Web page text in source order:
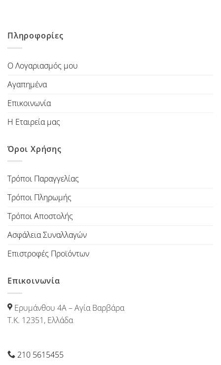
Πληροφορίες
Ο Λογαριασμός μου
Αγαπημένα
Επικοινωνία
Η Εταιρεία μας
Όροι Χρήσης
Τρόποι Παραγγελίας
Τρόποι Πληρωμής
Τρόποι Αποστολής
Ασφάλεια Συναλλαγών
Επιστροφές Προϊόντων
Επικοινωνία
Ερυμάνθου 4Α – Αγία Βαρβάρα
Τ.Κ. 12351, Ελλάδα
210 5615455